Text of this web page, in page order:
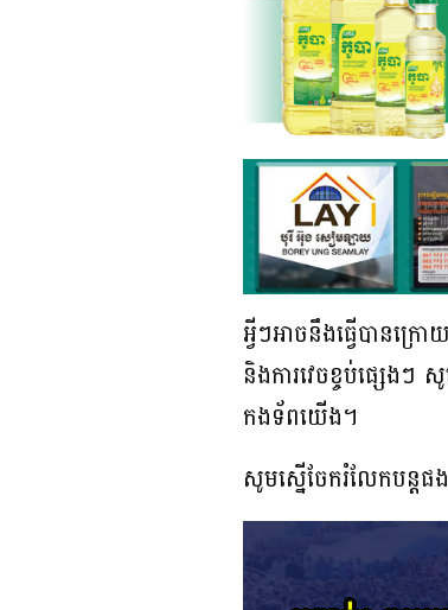
អ្វីៗអាចនឹងធ្វើបាន
និងការវេចខ្ចប់ផ្សេង
កងទ័ពយើង។
សូមស្នើចែករំលែកបន្តផង